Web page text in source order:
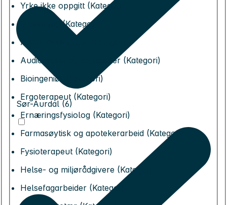
Yrke ikke oppgitt (Kategori)
Utdanning (Kategori)
Andre helseyrker (Kategori)
Audiografer og logopeder (Kategori)
Bioingeniør (Kategori)
Ergoterapeut (Kategori)
Ernæringsfysiolog (Kategori)
Farmasøytisk og apotekerarbeid (Kategori)
Fysioterapeut (Kategori)
Helse- og miljørådgivere (Kategori)
Helsefagarbeider (Kategori)
Sør-Aurdal (6)